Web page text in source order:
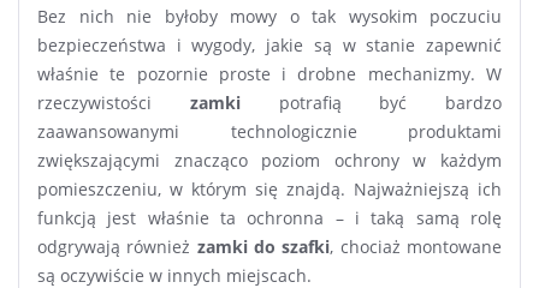
Bez nich nie byłoby mowy o tak wysokim poczuciu
bezpieczeństwa i wygody, jakie są w stanie zapewnić
właśnie te pozornie proste i drobne mechanizmy. W
rzeczywistości zamkipotrafią być bardzo
zaawansowanymi technologicznie produktami
zwiększającymi znacząco poziom ochrony w każdym
pomieszczeniu, w którym się znajdą. Najważniejszą ich
funkcją jest właśnie ta ochronna – i taką samą rolę
odgrywają również zamki do szafki, chociaż montowane
są oczywiście w innych miejscach.